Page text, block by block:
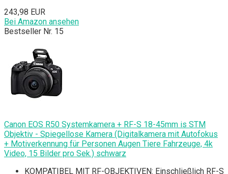
243,98 EUR
Bei Amazon ansehen
Bestseller Nr. 15
Canon EOS R50 Systemkamera + RF-S 18-45mm is STM
Objektiv - Spiegellose Kamera (Digitalkamera mit Autofokus
+ Motiverkennung für Personen Augen Tiere Fahrzeuge, 4k
Video, 15 Bilder pro Sek.) schwarz
KOMPATIBEL MIT RF-OBJEKTIVEN: Einschließlich RF-S